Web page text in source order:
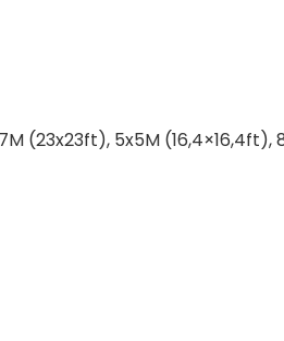
(23x23ft), 5x5M (16,4×16,4ft),